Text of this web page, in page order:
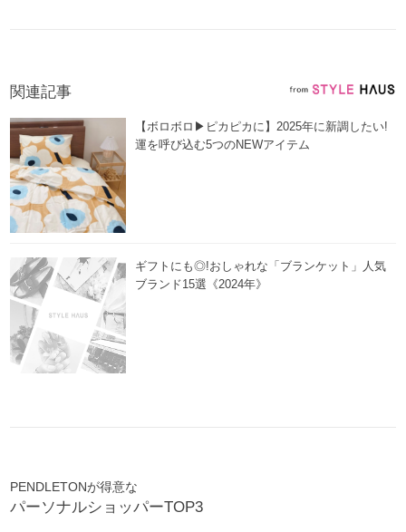
関連記事
【ボロボロ▶ピカピカに】2025年に新調したい!
運を呼び込む5つのNEWアイテム
ギフトにも◎!おしゃれな「ブランケット」人気
ブランド15選《2024年》
PENDLETONが得意な
パーソナルショッパーTOP3